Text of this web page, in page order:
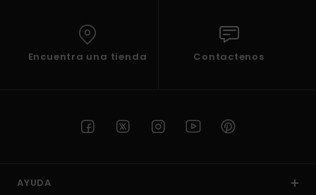
Encuentra una tienda Contactenos
AYUDA